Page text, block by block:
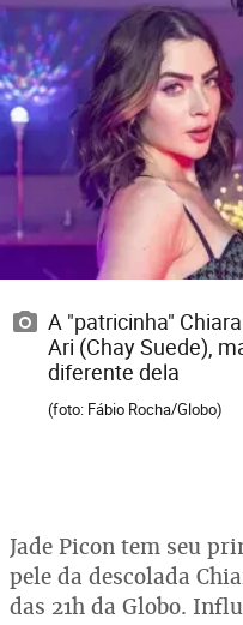
A "patricinha"
Ari (Chay Suede),
diferente dela
(foto: Fábio Rocha/Globo)
Jade Picon tem seu
pele da descolada
das 21h da Globo.